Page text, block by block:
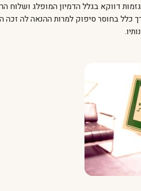
דווקא בגלל הדמיון המופלג
בחוסר סיפוק למרות ההנאה לה זכה